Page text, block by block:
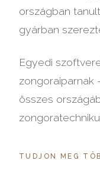
országban
gyárban
Egyedi
zongoraiparnak
összes
TUDJON MEG